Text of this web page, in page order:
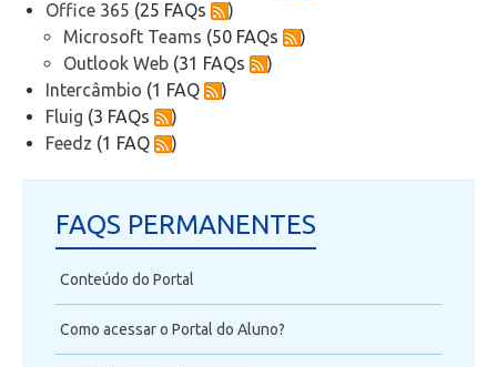
Office 365 (25 FAQs
)
Microsoft Teams (50 FAQs
)
Outlook Web (31 FAQs
)
Intercâmbio (1 FAQ
)
Fluig (3 FAQs
)
Feedz (1 FAQ )
FAQS PERMANENTES
Conteúdo do Portal
Como acessar o Portal do Aluno?